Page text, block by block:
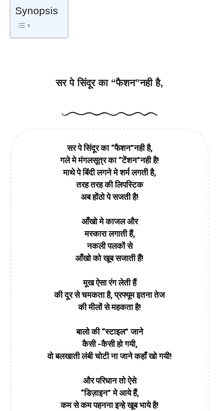
Synopsis
सर पे सिंदूर का “फैशन”नही है,
सर पे सिंदूर का “फैशन”नही है,
गले मे मंगलसूत्र का “टेंशन”नही है!
माथे पे बिंदी लगने मे शर्म लगती है,
तरह तरह की लिपस्टिक
अब होंठो पे सजती है!
आँखो मे काजल और
मस्कारा लगाती हैं,
नकली पलकों से
आँखो को खूब सजाती हैं!
मूख ऐसा रंग लेती हैं
की दूर से चमकता है, प्रफ्यूम इतना तेज
की मीलों से महकता है!
बालो की “स्टाइल” जाने
कैसी -कैसी हो गयी,
वो बलखाती लंबी चोटी ना जाने कहाँ खो गयी!
और परिधान तो ऐसे
“डिज़ाइन” मे आये हैं,
कम से कम पहनना इन्हे खूब भाये है!